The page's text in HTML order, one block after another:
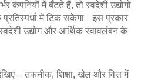
कंपनियों में बँटते हैं, तो स्वदेशी उद्योगों
में टिक सकेगा। इस प्रकार
उद्योग और आर्थिक स्वावलंबन के
– तकनीक, शिक्षा, खेल और वित्त में